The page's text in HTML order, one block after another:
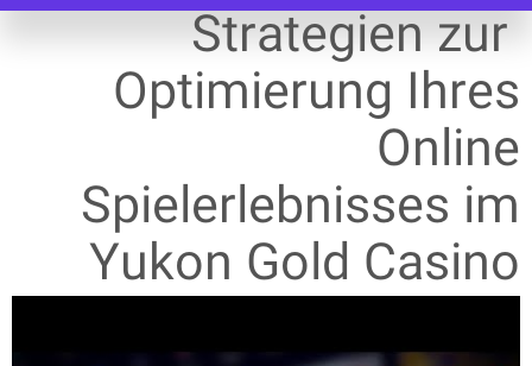
Strategien zur
Optimierung Ihres
Online
Spielerlebnisses im
Yukon Gold Casino